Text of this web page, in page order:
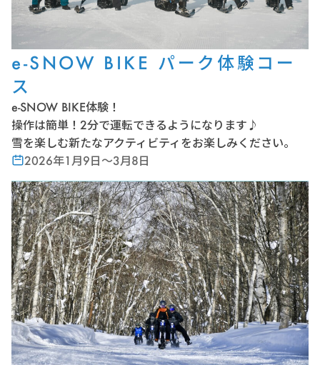
e-SNOW BIKE パーク体験コー
ス
e-SNOW BIKE体験！
操作は簡単！2分で運転できるようになります♪
雪を楽しむ新たなアクティビティをお楽しみください。
2026年1月9日〜3月8日